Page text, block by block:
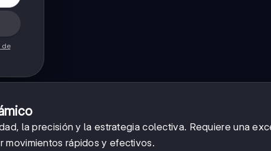
de
la precisión y la estrategia colectiva. Requiere una
movimientos rápidos y efectivos.